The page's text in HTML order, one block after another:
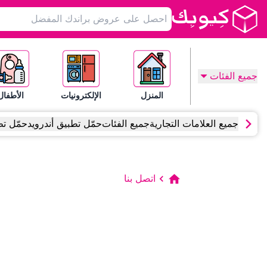
جميع الفئات
المنزل الإلكترونيات
جميع العلامات التجاريةجميع الفئاتحمّل تطبيق أندرويدحمّل
اتصل بنا